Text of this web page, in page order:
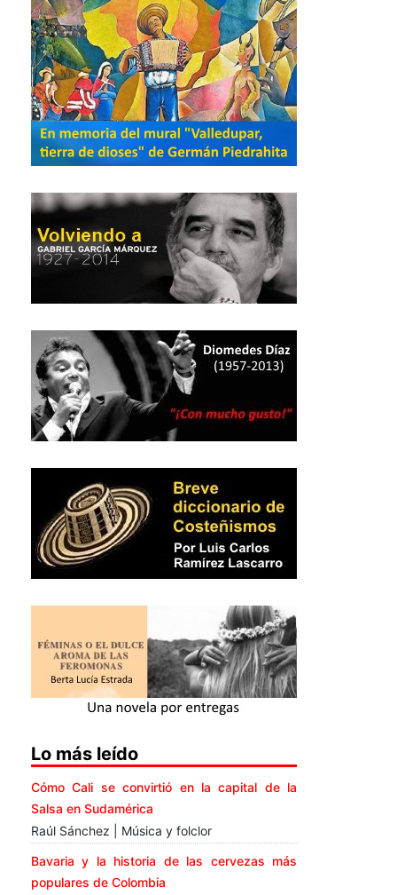
Lo más leído
Cómo Cali se convirtió en la capital de la
Salsa en Sudamérica
Raúl Sánchez | Música y folclor
Bavaria y la historia de las cervezas más
populares de Colombia